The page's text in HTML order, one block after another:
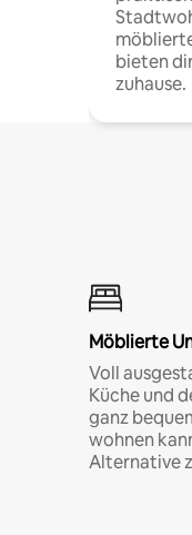
bieten
zuhause.
Möblierte
Voll
Küche und
ganz
wohnen
Alternative